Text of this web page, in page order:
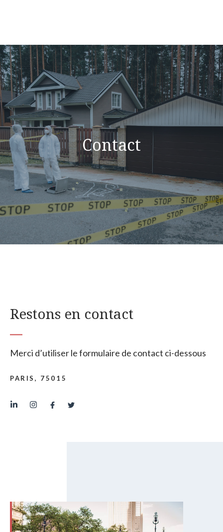
Contact
Restons en contact
Merci d’utiliser le formulaire de contact ci-dessous
PARIS, 75015